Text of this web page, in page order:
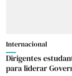
Internacional
Dirigentes
para liderar